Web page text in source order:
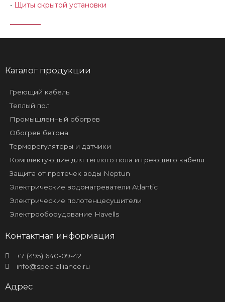
• Щиты скрытой установки
Каталог продукции
Греющий кабель
Теплый пол
Промышленный обогрев
Обогрев бетона
Терморегуляторы и датчики
Комплектующие для теплого пола и греющего кабеля
Защита от протечек воды Neptun
Электрические водонагреватели Atlantic
Электрические полотенцесушители
Электрооборудование Havells
Контактная информация
+7 (495) 640-09-42
info@spec-alliance.ru
Адрес